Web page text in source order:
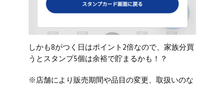
しかも8がつく日はポイント2倍なので、家族分買
うとスタンプ5個は余裕で貯まるかも！？
※店舗により販売期間や品目の変更、取扱いのな